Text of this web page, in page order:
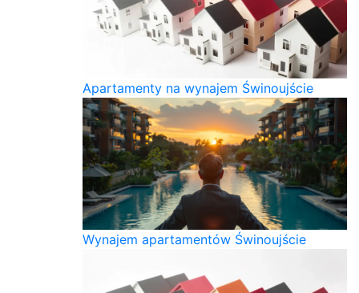
Apartamenty na wynajem Świnoujście
Wynajem apartamentów Świnoujście